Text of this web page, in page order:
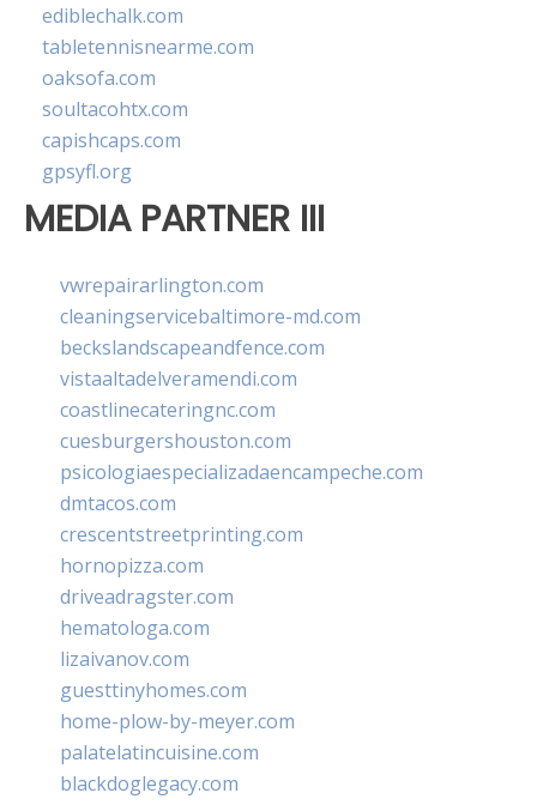
ediblechalk.com
tabletennisnearme.com
oaksofa.com
soultacohtx.com
capishcaps.com
gpsyfl.org
MEDIA PARTNER III
vwrepairarlington.com
cleaningservicebaltimore-md.com
beckslandscapeandfence.com
vistaaltadelveramendi.com
coastlinecateringnc.com
cuesburgershouston.com
psicologiaespecializadaencampeche.com
dmtacos.com
crescentstreetprinting.com
hornopizza.com
driveadragster.com
hematologa.com
lizaivanov.com
guesttinyhomes.com
home-plow-by-meyer.com
palatelatincuisine.com
blackdoglegacy.com